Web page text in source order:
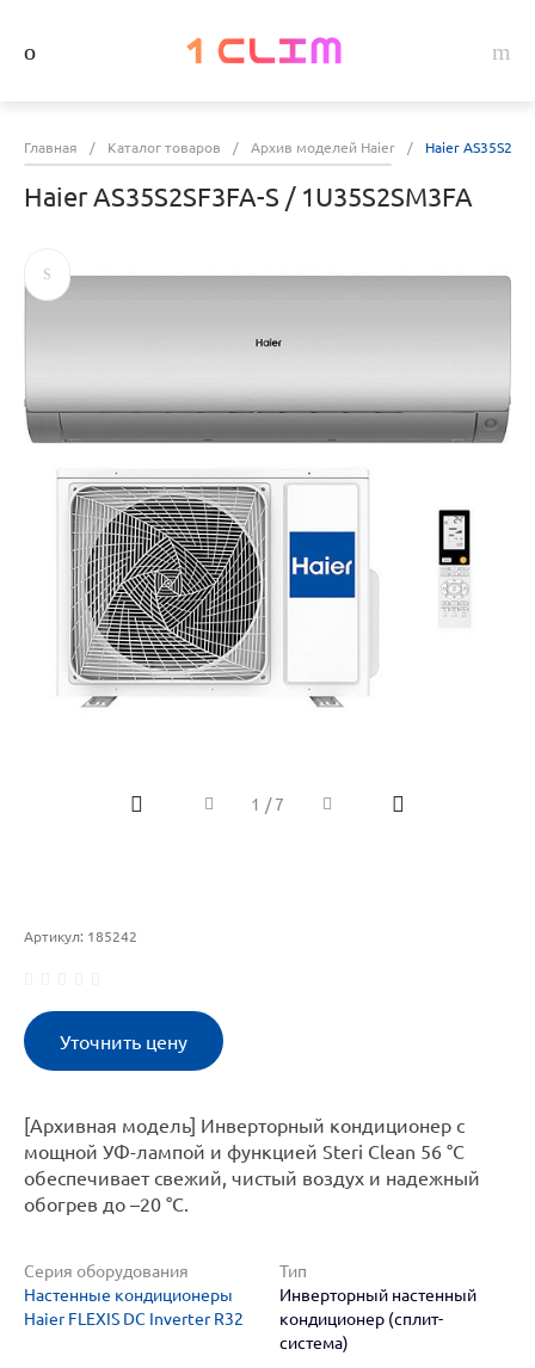
Главная / Каталог товаров / Архив моделей Haier / Haier
Haier AS35S2SF3FA-S / 1U35S2SM3FA
1 / 7
Артикул: 185242
Уточнить цену
[Архивная модель] Инверторный кондиционер с
мощной УФ-лампой и функцией Steri Clean 56 °C
обеспечивает свежий, чистый воздух и надежный
обогрев до –20 °C.
Серия оборудования
Настенные кондиционеры
Haier FLEXIS DC Inverter R32
Тип
Инверторный настенный
кондиционер (сплит-
система)